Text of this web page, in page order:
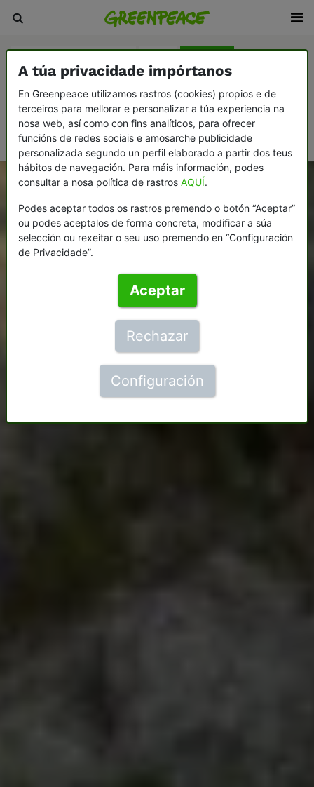
Democracia e contrapoder Desarmamento e paz
Océanos
A túa privacidade impórtanos
En Greenpeace utilizamos rastros (cookies) propios e de
terceiros para mellorar e personalizar a túa experiencia na
nosa web, así como con fins analíticos, para ofrecer
funcións de redes sociais e amosarche publicidade
personalizada segundo un perfil elaborado a partir dos teus
hábitos de navegación. Para máis información, podes
consultar a nosa política de rastros AQUÍ.
Podes aceptar todos os rastros premendo o botón “Aceptar”
ou podes aceptalos de forma concreta, modificar a súa
selección ou rexeitar o seu uso premendo en “Configuración
de Privacidade”.
Aceptar
Rechazar
Configuración